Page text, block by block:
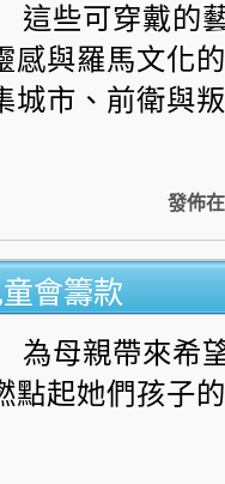
這些可穿戴的
感與羅馬文化
城市、 前衛與
發佈在
會籌款
為母親帶來希
點起她們孩子